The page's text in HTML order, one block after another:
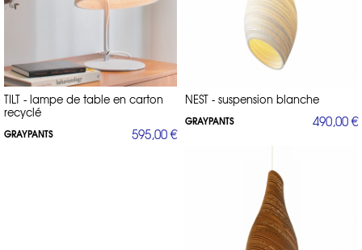
TILT - lampe de table en carton
recyclé
GRAYPANTS 595,00 €
NEST - suspension blanche
GRAYPANTS 490,00 €